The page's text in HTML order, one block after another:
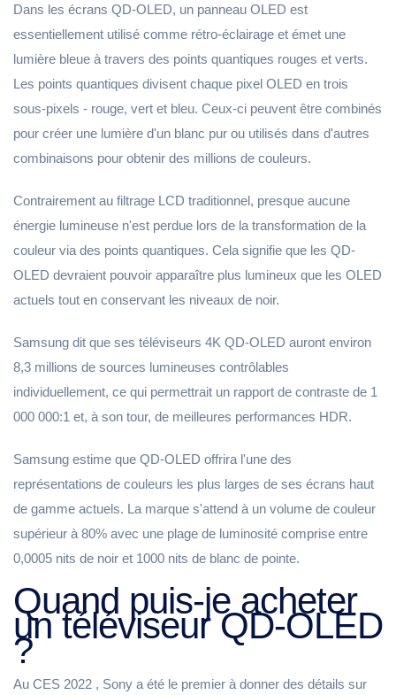
Dans les écrans QD-OLED, un panneau OLED est
essentiellement utilisé comme rétro-éclairage et émet une
lumière bleue à travers des points quantiques rouges et verts.
Les points quantiques divisent chaque pixel OLED en trois
sous-pixels - rouge, vert et bleu. Ceux-ci peuvent être combinés
pour créer une lumière d'un blanc pur ou utilisés dans d'autres
combinaisons pour obtenir des millions de couleurs.
Contrairement au filtrage LCD traditionnel, presque aucune
énergie lumineuse n'est perdue lors de la transformation de la
couleur via des points quantiques. Cela signifie que les QD-
OLED devraient pouvoir apparaître plus lumineux que les OLED
actuels tout en conservant les niveaux de noir.
Samsung dit que ses téléviseurs 4K QD-OLED auront environ
8,3 millions de sources lumineuses contrôlables
individuellement, ce qui permettrait un rapport de contraste de 1
000 000:1 et, à son tour, de meilleures performances HDR.
Samsung estime que QD-OLED offrira l'une des
représentations de couleurs les plus larges de ses écrans haut
de gamme actuels. La marque s'attend à un volume de couleur
supérieur à 80% avec une plage de luminosité comprise entre
0,0005 nits de noir et 1000 nits de blanc de pointe.
Quand puis-je acheter
un téléviseur QD-OLED
?
Au CES 2022 , Sony a été le premier à donner des détails sur